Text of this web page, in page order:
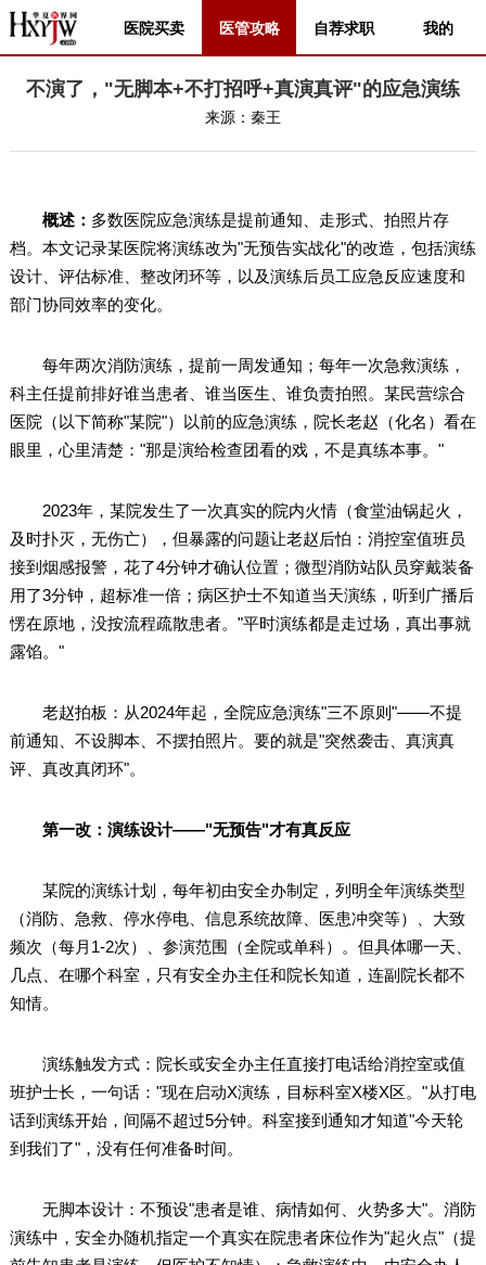
医院买卖 医管攻略 自荐求职 我的
不演了，"无脚本+不打招呼+真演真评"的应急演练
来源： 秦王
概述： 多数医院应急演练是提前通知、走形式、拍照片存
档。本文记录某医院将演练改为"无预告实战化"的改造，包括演练
设计、评估标准、整改闭环等，以及演练后员工应急反应速度和
部门协同效率的变化。
每年两次消防演练，提前一周发通知；每年一次急救演练，
科主任提前排好谁当患者、谁当医生、谁负责拍照。某民营综合
医院（以下简称"某院"）以前的应急演练，院长老赵（化名）看在
眼里，心里清楚："那是演给检查团看的戏，不是真练本事。"
2023年，某院发生了一次真实的院内火情（食堂油锅起火，
及时扑灭，无伤亡），但暴露的问题让老赵后怕：消控室值班员
接到烟感报警，花了4分钟才确认位置；微型消防站队员穿戴装备
用了3分钟，超标准一倍；病区护士不知道当天演练，听到广播后
愣在原地，没按流程疏散患者。"平时演练都是走过场，真出事就
露馅。"
老赵拍板：从2024年起，全院应急演练"三不原则"——不提
前通知、不设脚本、不摆拍照片。要的就是"突然袭击、真演真
评、真改真闭环"。
第一改：演练设计——"无预告"才有真反应
某院的演练计划，每年初由安全办制定，列明全年演练类型
（消防、急救、停水停电、信息系统故障、医患冲突等）、大致
频次（每月1-2次）、参演范围（全院或单科）。但具体哪一天、
几点、在哪个科室，只有安全办主任和院长知道，连副院长都不
知情。
演练触发方式：院长或安全办主任直接打电话给消控室或值
班护士长，一句话："现在启动X演练，目标科室X楼X区。"从打电
话到演练开始，间隔不超过5分钟。科室接到通知才知道"今天轮
到我们了"，没有任何准备时间。
无脚本设计：不预设"患者是谁、病情如何、火势多大"。消防
演练中，安全办随机指定一个真实在院患者床位作为"起火点"（提